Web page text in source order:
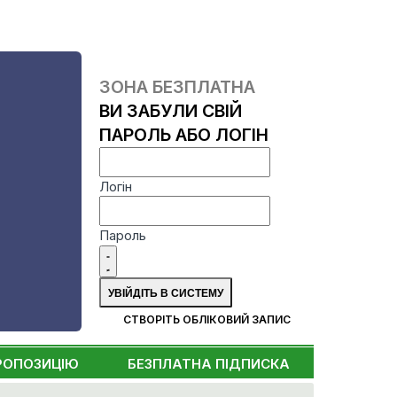
ЗОНА БЕЗПЛАТНА
ВИ ЗАБУЛИ СВІЙ
ПАРОЛЬ АБО ЛОГІН
Логін
Пароль
СТВОРІТЬ ОБЛІКОВИЙ ЗАПИС
БЕЗПЛАТНА ПІДПИСКА